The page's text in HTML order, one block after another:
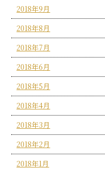
2018年9月
2018年8月
2018年7月
2018年6月
2018年5月
2018年4月
2018年3月
2018年2月
2018年1月